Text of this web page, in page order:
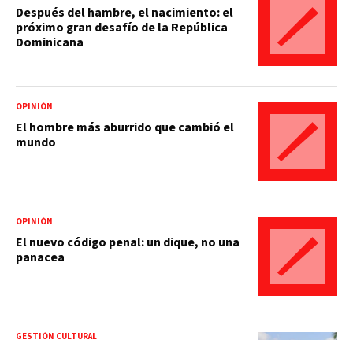
Después del hambre, el nacimiento: el
próximo gran desafío de la República
Dominicana
OPINIÓN
El hombre más aburrido que cambió el
mundo
OPINIÓN
El nuevo código penal: un dique, no una
panacea
GESTIÓN CULTURAL